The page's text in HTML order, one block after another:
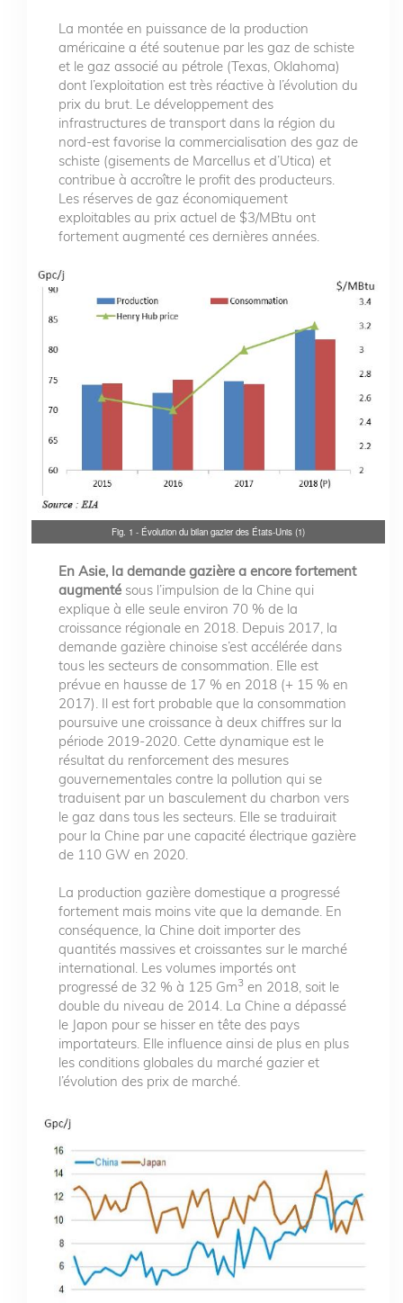
La montée en puissance de la production
américaine a été soutenue par les gaz de schiste
et le gaz associé au pétrole (Texas, Oklahoma)
dont l’exploitation est très réactive à l’évolution du
prix du brut. Le développement des
infrastructures de transport dans la région du
nord-est favorise la commercialisation des gaz de
schiste (gisements de Marcellus et d’Utica) et
contribue à accroître le profit des producteurs.
Les réserves de gaz économiquement
exploitables au prix actuel de $3/MBtu ont
fortement augmenté ces dernières années.
Fig. 1 - Évolution du bilan gazier des États-Unis (1)
En Asie, la demande gazière a encore fortement
augmenté sous l’impulsion de la Chine qui
explique à elle seule environ 70 % de la
croissance régionale en 2018. Depuis 2017, la
demande gazière chinoise s’est accélérée dans
tous les secteurs de consommation. Elle est
prévue en hausse de 17 % en 2018 (+ 15 % en
2017). Il est fort probable que la consommation
poursuive une croissance à deux chiffres sur la
période 2019-2020. Cette dynamique est le
résultat du renforcement des mesures
gouvernementales contre la pollution qui se
traduisent par un basculement du charbon vers
le gaz dans tous les secteurs. Elle se traduirait
pour la Chine par une capacité électrique gazière
de 110 GW en 2020.
La production gazière domestique a progressé
fortement mais moins vite que la demande. En
conséquence, la Chine doit importer des
quantités massives et croissantes sur le marché
international. Les volumes importés ont
progressé de 32 % à 125 Gm3 en 2018, soit le
double du niveau de 2014. La Chine a dépassé
le Japon pour se hisser en tête des pays
importateurs. Elle influence ainsi de plus en plus
les conditions globales du marché gazier et
l’évolution des prix de marché.